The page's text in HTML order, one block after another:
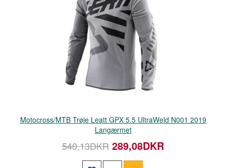
Motocross/MTB Trøje Leatt GPX 5.5 UltraWeld N001 2019
Langærmet
540,13DKR 289,08DKR